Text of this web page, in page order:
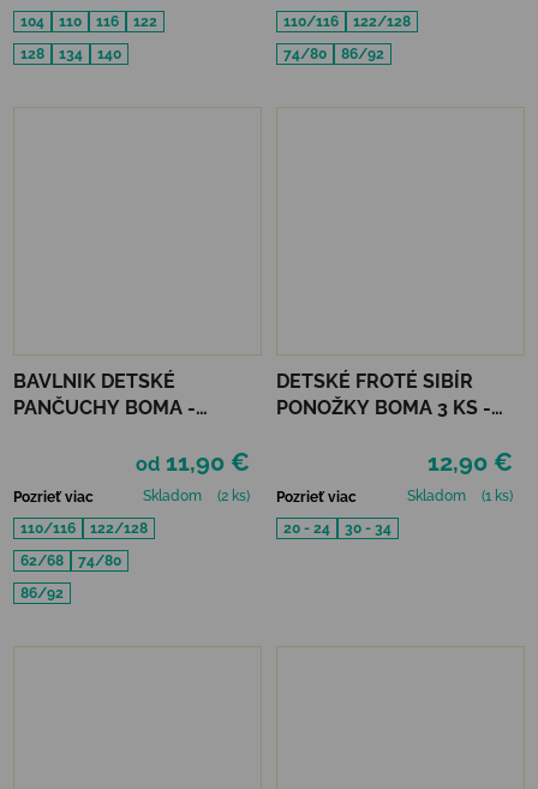
104
110 116
122
128
134 140
110/116
122/128
74/80
86/92
BAVLNIK DETSKÉ
PANČUCHY BOMA -
od 11,90 €
Pozrieť viac Skladom
(2 ks)
110/116
122/128
62/68
74/80
86/92
DETSKÉ FROTÉ SIBÍR
PONOŽKY BOMA 3 KS -
12,90 €
Pozrieť viac Skladom
(1 ks)
20 - 24
30 - 34